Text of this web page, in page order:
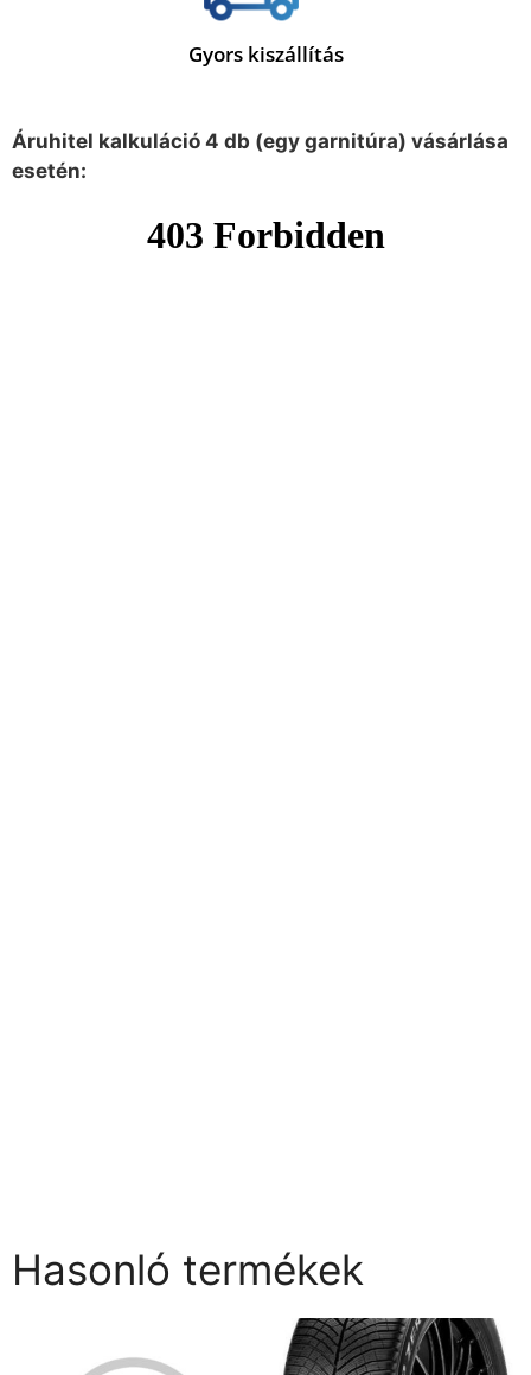
Gyors kiszállítás
Áruhitel kalkuláció 4 db (egy garnitúra) vásárlása
esetén:
Hasonló termékek